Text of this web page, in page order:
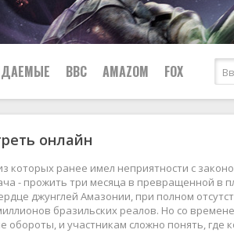
Военные
Семейные
Спортивные
BBC AMAZOM FOX
онлайн
которых ранее имел неприятности с
- прожить три месяца в превращенной в
джунглей Амазонии, при полном
бразильских реалов. Но со
и участникам сложно понять, где